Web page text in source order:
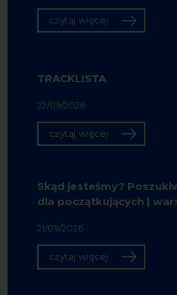
czytaj więcej
TRACKLISTA
22/09/2026
czytaj więcej
Skąd jesteśmy?
dla początkujących |
21/09/2026
czytaj więcej